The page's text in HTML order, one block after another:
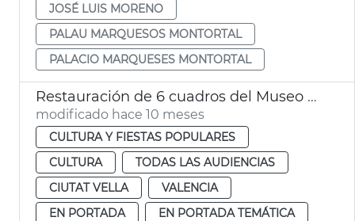
JOSÉ LUIS MORENO
PALAU MARQUESOS MONTORTAL
PALACIO MARQUESES MONTORTAL
Restauración de 6 cuadros del Museo de la Ciudad
modificado hace 10 meses
CULTURA Y FIESTAS POPULARES
CULTURA
TODAS LAS AUDIENCIAS
CIUTAT VELLA
VALENCIA
EN PORTADA
EN PORTADA TEMÁTICA